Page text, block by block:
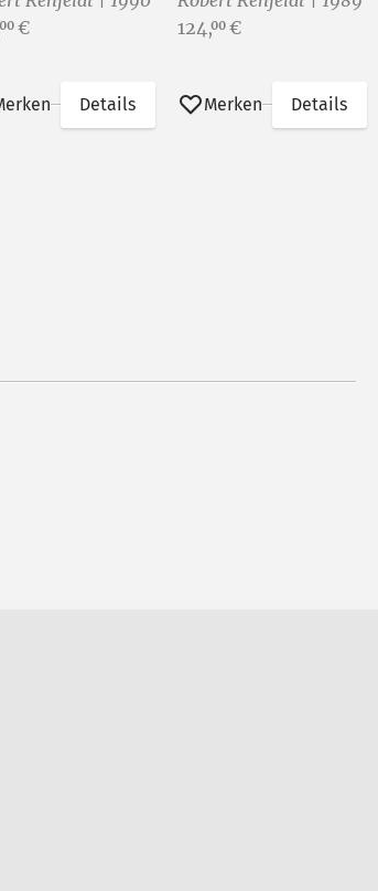
00 €
Details
Preis:
124,00 €
Merken Details